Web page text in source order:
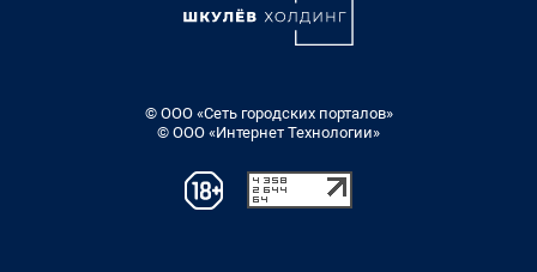
© ООО «Сеть городских порталов»
© ООО «Интернет Технологии»